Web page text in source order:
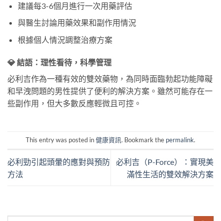
建議每3-6個月進行一次用藥評估
與醫生討論用藥效果和副作用情況
根據個人情況調整治療方案
💎 結語：理性看待，科學管理
必利吉作為一種有效的雙效藥物，為同時面臨勃起功能障礙
和早洩問題的男性提供了便利的解決方案。雖然可能存在一
些副作用，但大多數反應輕微且可控。
This entry was posted in健康資訊. Bookmark the permalink.
必利勁引起頭暈的應對與預防
方法
必利吉（P-Force）：實現美
滿性生活的雙效解決方案